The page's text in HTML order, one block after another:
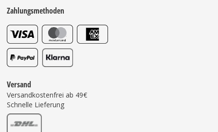
Zahlungsmethoden
Versand
Versandkostenfrei ab 49€
Schnelle Lieferung